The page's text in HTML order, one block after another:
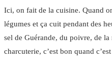
Ici, on fait de la cuisine. Quand
légumes et ça cuit pendant des
sel de Guérande, du poivre, de
charcuterie, c’est bon quand